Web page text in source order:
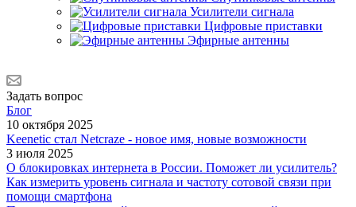
Усилители сигнала
Цифровые приставки
Эфирные антенны
Задать вопрос
Блог
10 октября 2025
Keenetic стал Netcraze - новое имя, новые возможности
3 июля 2025
О блокировках интернета в России. Поможет ли усилитель?
Как измерить уровень сигнала и частоту сотовой связи при
помощи смартфона